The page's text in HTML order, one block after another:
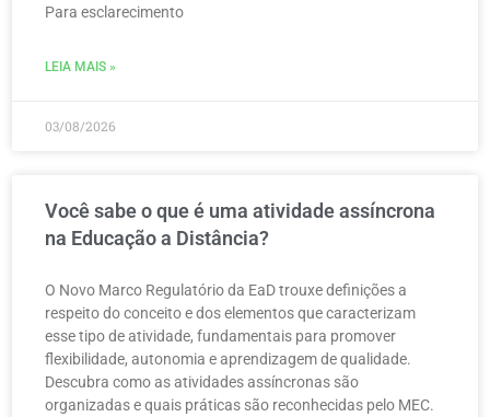
Para esclarecimento
LEIA MAIS »
03/08/2026
Você sabe o que é uma atividade assíncrona
na Educação a Distância?
O Novo Marco Regulatório da EaD trouxe definições a
respeito do conceito e dos elementos que caracterizam
esse tipo de atividade, fundamentais para promover
flexibilidade, autonomia e aprendizagem de qualidade.
Descubra como as atividades assíncronas são
organizadas e quais práticas são reconhecidas pelo MEC.